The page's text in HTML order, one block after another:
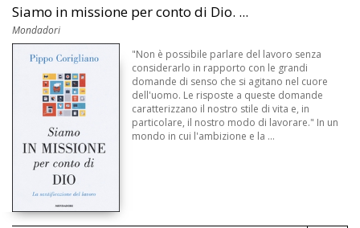
Siamo in missione per conto di Dio. ...
Mondadori
"Non è possibile parlare del lavoro senza
considerarlo in rapporto con le grandi
domande di senso che si agitano nel cuore
dell'uomo. Le risposte a queste domande
caratterizzano il nostro stile di vita e, in
particolare, il nostro modo di lavorare." In un
mondo in cui l'ambizione e la ...